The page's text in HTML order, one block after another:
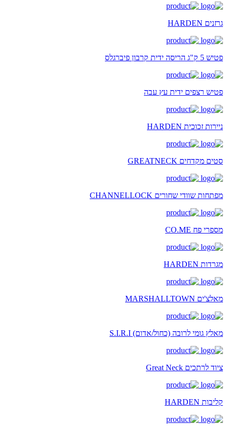
גרזנים HARDEN
פטיש 5 ק"ג הריסה ידית קרבון פיברגלס
פטיש רצפים ידית עץ עבה
ניירות זכוכית HARDEN
סטים מקדחים GREATNECK
מפתחות שוודי שחורים CHANNELLOCK
מספרי פח CO.ME
מגרדות HARDEN
מאלצ'ים MARSHALLTOWN
מאלץ גומי לרובה (כחול/אדום) S.I.R.I
ציוד לרתכים Great Neck
קליבות HARDEN